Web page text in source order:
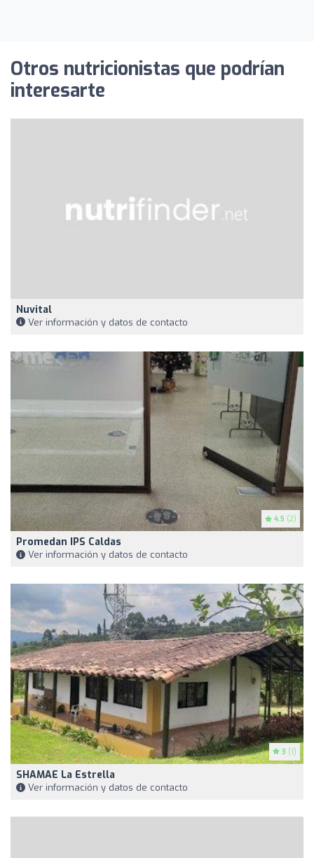
Otros nutricionistas que podrían
interesarte
Nuvital
Ver información y datos de contacto
4.5 (2)
Promedan IPS Caldas
Ver información y datos de contacto
3 (1)
SHAMAE La Estrella
Ver información y datos de contacto